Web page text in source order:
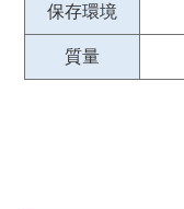
保存環境
質量